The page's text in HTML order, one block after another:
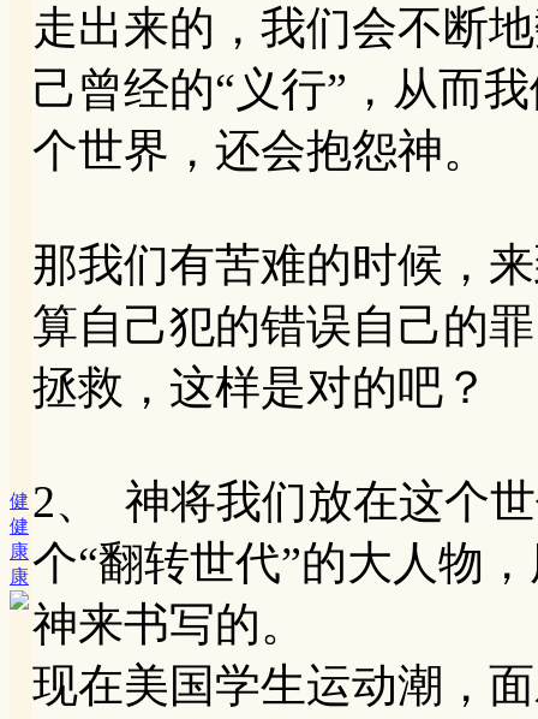
健
健
康
康
走出来的，我们会不断
己曾经的“义行”，从而
个世界，还会抱怨神。
那我们有苦难的时候，
算自己犯的错误自己的
拯救，这样是对的吧？
2、 神将我们放在这个
个“翻转世代”的大人物
神来书写的。
现在美国学生运动潮，